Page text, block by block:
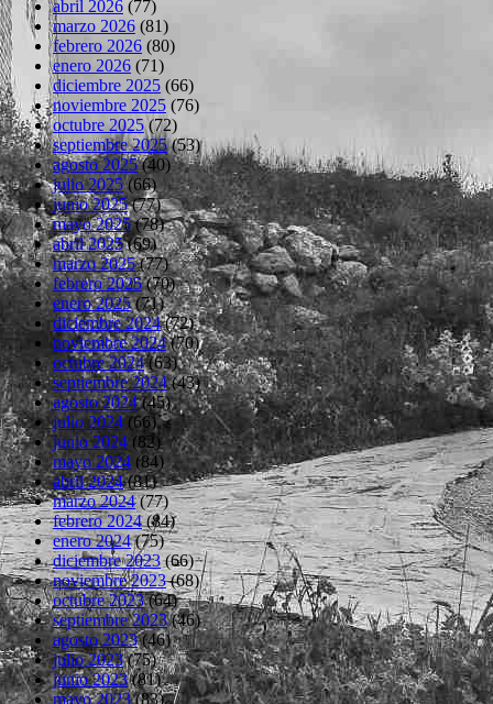
abril 2026 (77)
marzo 2026 (81)
febrero 2026 (80)
enero 2026 (71)
diciembre 2025 (66)
noviembre 2025 (76)
octubre 2025(72)
septiembre 2025(53)
agosto 2025(40)
julio 2025(66)
junio 2025(77)
mayo 2025(78)
abril 2025(69)
marzo 2025(77)
febrero 2025(70)
enero 2025(71)
diciembre 2024(72)
noviembre 2024(70)
octubre 2024(63)
septiembre 2024(43)
agosto 2024(45)
julio 2024(66)
junio 2024 (82)
mayo 2024 (84)
abril 2024(81)
marzo 2024(77)
febrero 2024(84)
enero 2024(75)
diciembre 2023(66)
noviembre 2023(68)
octubre 2023(64)
septiembre 2023(46)
agosto 2023(46)
julio 2023(75)
junio 2023(81)
mayo 2023(83)